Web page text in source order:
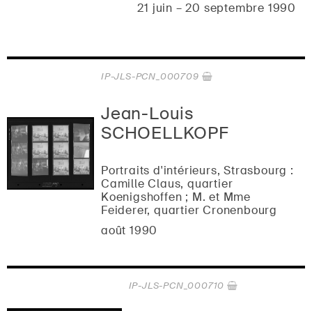
21 juin – 20 septembre 1990
Jean-Louis
SCHOELLKOPF
Portraits d'intérieurs, Strasbourg :
Camille Claus, quartier
Koenigshoffen ; M. et Mme
Feiderer, quartier Cronenbourg
août 1990
IP-JLS-PCN_000709
IP-JLS-PCN_000710